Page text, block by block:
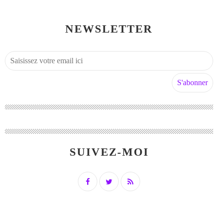
NEWSLETTER
SUIVEZ-MOI